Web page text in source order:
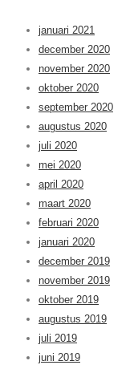
januari 2021
december 2020
november 2020
oktober 2020
september 2020
augustus 2020
juli 2020
mei 2020
april 2020
maart 2020
februari 2020
januari 2020
december 2019
november 2019
oktober 2019
augustus 2019
juli 2019
juni 2019